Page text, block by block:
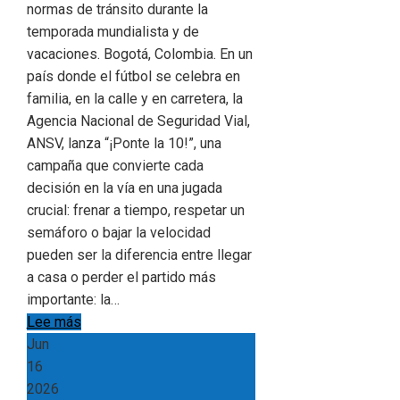
normas de tránsito durante la
temporada mundialista y de
vacaciones. Bogotá, Colombia. En un
país donde el fútbol se celebra en
familia, en la calle y en carretera, la
Agencia Nacional de Seguridad Vial,
ANSV, lanza “¡Ponte la 10!”, una
campaña que convierte cada
decisión en la vía en una jugada
crucial: frenar a tiempo, respetar un
semáforo o bajar la velocidad
pueden ser la diferencia entre llegar
a casa o perder el partido más
importante: la…
Lee más
Jun
16
2026